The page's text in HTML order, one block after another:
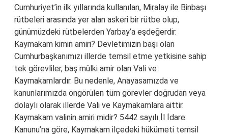
Cumhuriyet’in ilk yıllarında kullanılan, Miralay ile Binbaşı
rütbeleri arasında yer alan askeri bir rütbe olup,
günümüzdeki rütbelerden Yarbay’a eşdeğerdir.
Kaymakam kimin amiri? Devletimizin başı olan
Cumhurbaşkanımızı illerde temsil etme yetkisine sahip
tek görevliler, baş mülki amir olan Vali ve
Kaymakamlardır. Bu nedenle, Anayasamızda ve
kanunlarımızda öngörülen tüm görevler doğrudan veya
dolaylı olarak illerde Vali ve Kaymakamlara aittir.
Kaymakam valinin amiri midir? 5442 sayılı İl İdare
Kanunu’na göre, Kaymakam ilçedeki hükümeti temsil